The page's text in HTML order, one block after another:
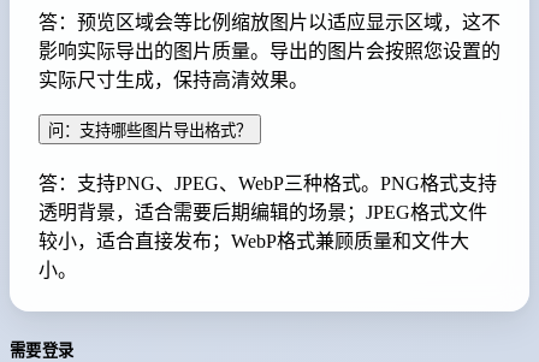
答：预览区域会等比例缩放图片以适应显示区域，这不
影响实际导出的图片质量。导出的图片会按照您设置的
实际尺寸生成，保持高清效果。
问：支持哪些图片导出格式？
答：支持PNG、JPEG、WebP三种格式。PNG格式支持
透明背景，适合需要后期编辑的场景；JPEG格式文件
较小，适合直接发布；WebP格式兼顾质量和文件大
小。
需要登录